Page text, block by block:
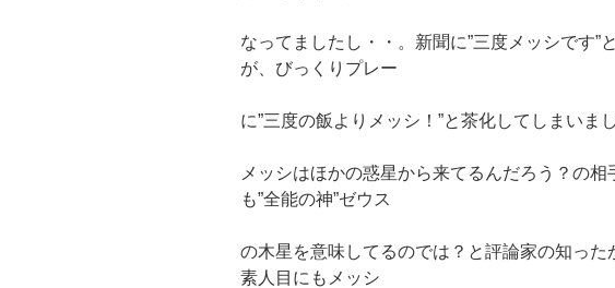
なってましたし・・。新聞に”三度メッシです”
が、びっくりプレー
に”三度の飯よりメッシ！”と茶化してしまいま
メッシはほかの惑星から来てるんだろう？の
も”全能の神”ゼウス
の木星を意味してるのでは？と評論家の知った
素人目にもメッシ